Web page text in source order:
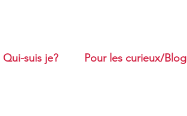
Qui-suis je? Pour les curieux/Blog